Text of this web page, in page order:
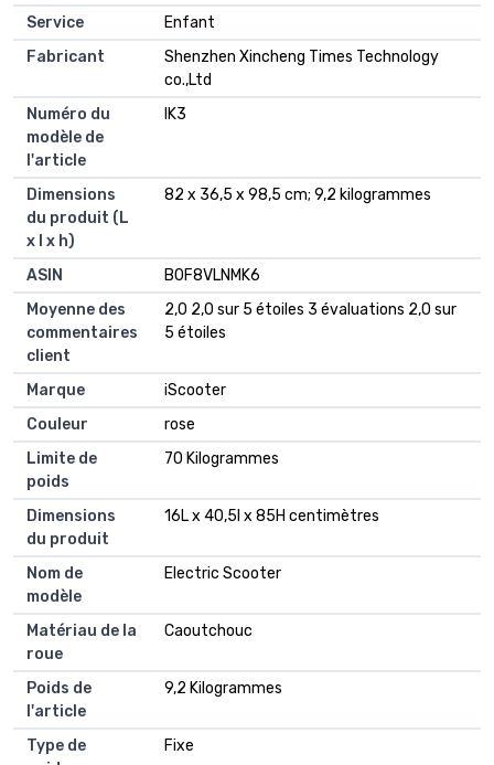
Service
‎Enfant
Fabricant
‎Shenzhen Xincheng Times Technology
co.,Ltd
Numéro du
modèle de
l'article
‎IK3
Dimensions
du produit (L
x l x h)
‎82 x 36,5 x 98,5 cm; 9,2 kilogrammes
ASIN
‎B0F8VLNMK6
Moyenne des
commentaires
client
2,0 2,0 sur 5 étoiles 3 évaluations 2,0 sur
5 étoiles
Marque
iScooter
Couleur
rose
Limite de
poids
70 Kilogrammes
Dimensions
du produit
16L x 40,5l x 85H centimètres
Nom de
modèle
Electric Scooter
Matériau de la
roue
Caoutchouc
Poids de
l'article
9,2 Kilogrammes
Type de
Fixe